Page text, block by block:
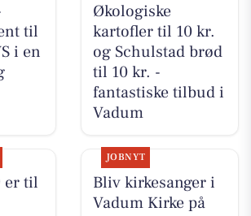
til
i en
Økologiske
kartofler til 10 kr.
og Schulstad brød
til 10 kr. -
fantastiske tilbud i
Vadum
er til
JOBNYT
Bliv kirkesanger i
Vadum Kirke på